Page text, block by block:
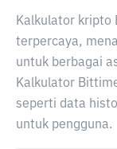
Kalkulator kripto
terpercaya,
untuk berbagai
Kalkulator
seperti data
untuk pengguna.